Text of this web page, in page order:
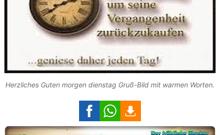
Herzliches Guten morgen dienstag Gruß-Bild mit warmen Worten.